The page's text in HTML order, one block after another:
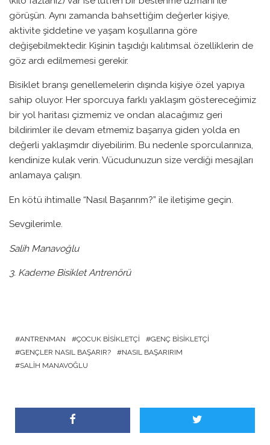
görüşün. Aynı zamanda bahsettiğim değerler kişiye,
aktivite şiddetine ve yaşam koşullarına göre
değişebilmektedir. Kişinin taşıdığı kalıtımsal özelliklerin de
göz ardı edilmemesi gerekir.
Bisiklet branşı genellemelerin dışında kişiye özel yapıya
sahip oluyor. Her sporcuya farklı yaklaşım göstereceğimiz
bir yol haritası çizmemiz ve ondan alacağımız geri
bildirimler ile devam etmemiz başarıya giden yolda en
değerli yaklaşımdır diyebilirim. Bu nedenle sporcularınıza,
kendinize kulak verin. Vücudunuzun size verdiği mesajları
anlamaya çalışın.
En kötü ihtimalle “Nasıl Başarırım?” ile iletişime geçin.
Sevgilerimle.
Salih Manavoğlu
3. Kademe Bisiklet Antrenörü
ANTRENMAN ÇOCUK BISIKLETÇI
GENÇ BISIKLETÇI
GENÇLER NASIL BAŞARIR?
NASIL BAŞARIRIM
SALIH MANAVOĞLU